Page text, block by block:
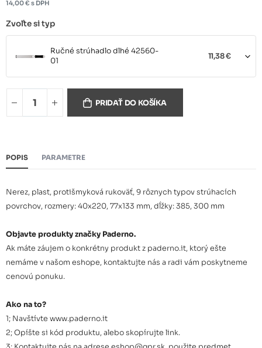
14,00 € s DPH
Zvoľte si typ
Ručné strúhadlo dlhé 42560-
01
11,38 €
02
Ručné strúhadlo 42560-06 11,87 €
PRIDAŤ DO KOŠÍKA
POPIS PARAMETRE
Nerez, plast, protišmyková rukoväť, 9 rôznych typov strúhacích
povrchov, rozmery: 40x220, 77x133 mm, dĺžky: 385, 300 mm
Objavte produkty značky Paderno.
Ak máte záujem o konkrétny produkt z paderno.it, ktorý ešte
nemáme v našom eshope, kontaktujte nás a radi vám poskytneme
cenovú ponuku.
Ako na to?
1; Navštívte www.paderno.it
2; Opíšte si kód produktu, alebo skopírujte link.